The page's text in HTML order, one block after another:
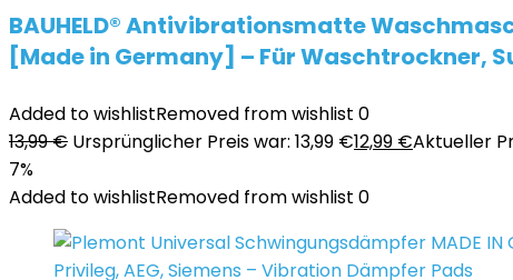
BAUHELD® Antivibrationsmatte
[Made in Germany] – Für Waschtrockner,
Added to wishlistRemoved from wishlist 0
13,99€ Ursprünglicher Preis war: 13,99 €12,99 €Aktueller
7%
Added to wishlistRemoved from wishlist 0